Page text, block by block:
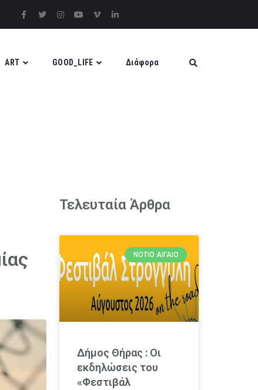
ART GOOD_LIFE Διάφορα
Τελευταία Άρθρα
ΝΌΤΙΟ ΑΙΓΑΊΟ
Δήμος Θήρας : Οι
εκδηλώσεις του
«Φεστιβάλ